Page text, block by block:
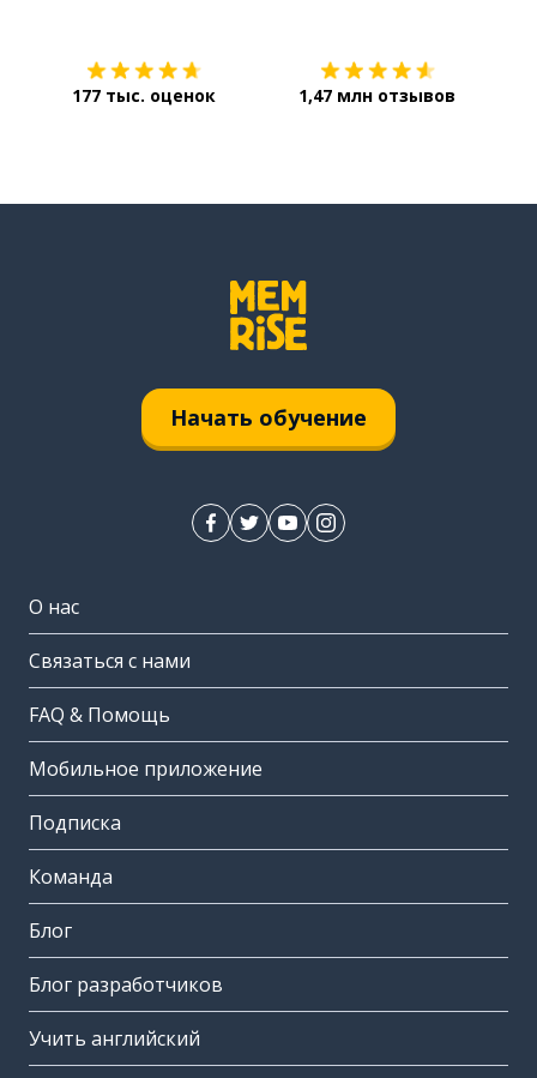
177 тыс. оценок 1,47 млн отзывов
Начать обучение
О нас
Связаться с нами
FAQ & Помощь
Мобильное приложение
Подписка
Команда
Блог
Блог разработчиков
Учить английский